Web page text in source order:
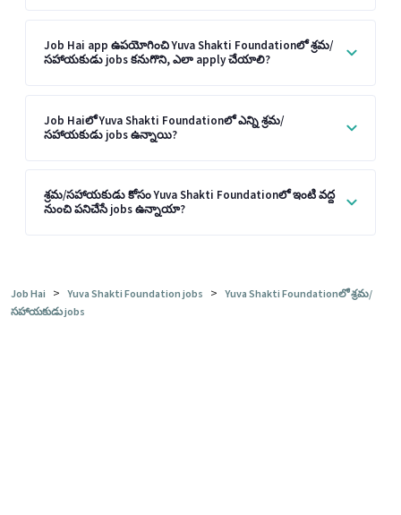
Job Hai app ఉపయోగించి Yuva Shakti Foundationలో శ్రమ/
సహాయకుడు jobs కనుగొని, ఎలా apply చేయాలి?
Job Haiలో Yuva Shakti Foundationలో ఎన్ని శ్రమ/
సహాయకుడు jobs ఉన్నాయి?
శ్రమ/సహాయకుడు కోసం Yuva Shakti Foundationలో ఇంటి వద్ద
నుంచి పనిచేసే jobs ఉన్నాయా?
Job Hai > Yuva Shakti Foundation jobs > Yuva Shakti Foundationలో శ్రమ/
సహాయకుడు jobs